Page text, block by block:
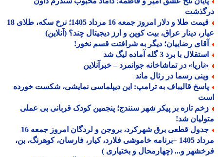
قیمت طلا و دلار امروز جمعه 16 مرداد 1405؛ نرخ سکه، طلای 18
دینار عراق، بیت کوین و ارز دیجیتال چند؟ (آنلاین)
رضاییان؛ دیگر به شرافتت قسم نخور!
با برد 3 گله آماده لیگ شد
در تماشاخانه جوانمرد – خبرآنلاین
رسما در رئال ماند
قالیباف به ترامپ: این دیپلماسی نمایشی، شکست خورده
تازه بر پیکر شهر سنندج؛ پنجمین کودک قربانی بی عملی
شد!
جدول قطعی برق شهرکرد، بروجن و لردگان امروز جمعه 16
مرداد 1405 +برنامه خاموشی فلارد، کیار، فارسان، کوهرنگ، بن،
و... (چهارمحال و بختیاری )